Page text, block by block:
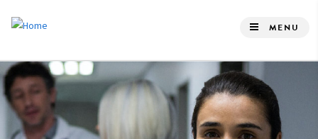
de
inhoud
gaan
MENU